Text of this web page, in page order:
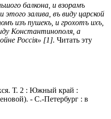
балкона, и взорамъ
залива, въ виду царской
изъ пушекъ, и грохотъ ихъ,
Константинополя, а
Россiя» [1]. Читать эту
Т. 2 : Южный край :
- С.-Петербург : в